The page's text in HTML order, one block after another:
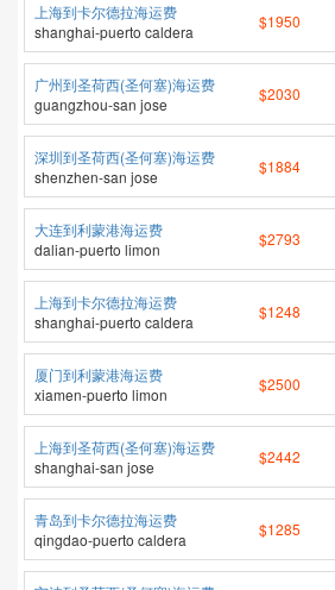
上海到卡尔德拉海运费
shanghai-puerto caldera
$1950
广州到圣荷西(圣何塞)海运费
guangzhou-san jose
$2030
深圳到圣荷西(圣何塞)海运费
shenzhen-san jose
$1884
大连到利蒙港海运费
dalian-puerto limon
$2793
上海到卡尔德拉海运费
shanghai-puerto caldera
$1248
厦门到利蒙港海运费
xiamen-puerto limon
$2500
上海到圣荷西(圣何塞)海运费
shanghai-san jose
$2442
青岛到卡尔德拉海运费
qingdao-puerto caldera
$1285